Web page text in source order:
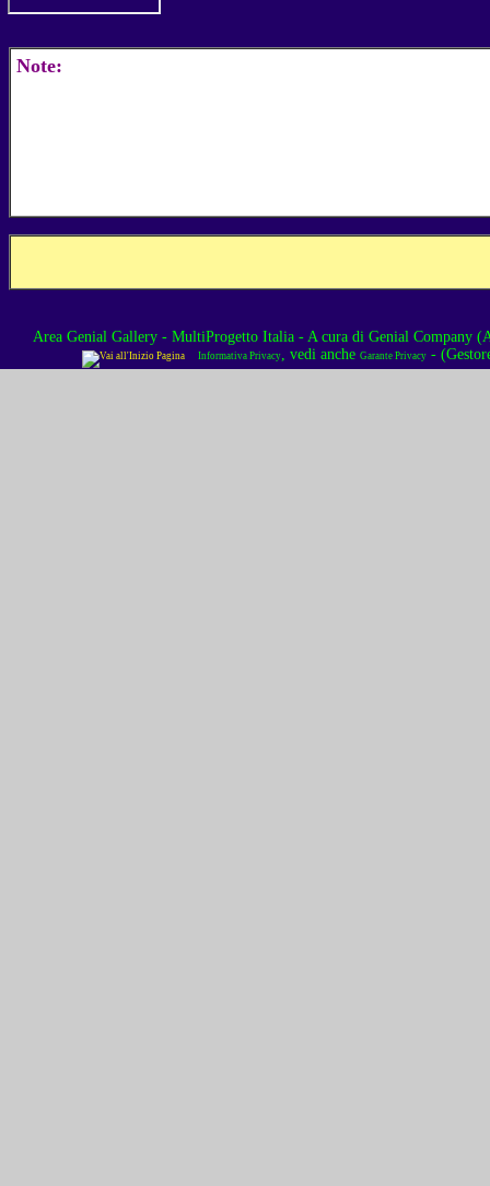
Note:
Area Genial Gallery - MultiProgetto Italia- A cura di Genial Company
Informativa Privacy, vedi anche Garante Privacy -